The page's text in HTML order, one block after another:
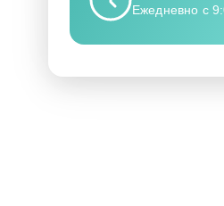
Ежедневно с